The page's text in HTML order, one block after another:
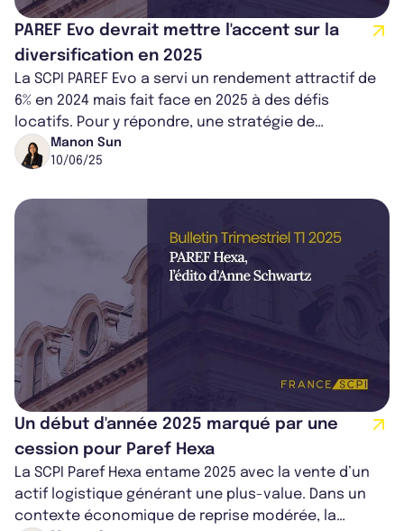
PAREF Evo devrait mettre l'accent sur la
diversification en 2025
La SCPI PAREF Evo a servi un rendement attractif de
6% en 2024 mais fait face en 2025 à des défis
locatifs. Pour y répondre, une stratégie de
diversification européenne et sectorie...
Manon Sun
10/06/25
Un début d'année 2025 marqué par une
cession pour Paref Hexa
La SCPI Paref Hexa entame 2025 avec la vente d’un
actif logistique générant une plus-value. Dans un
contexte économique de reprise modérée, la